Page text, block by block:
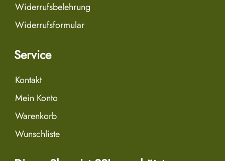
Widerrufsbelehrung
Widerrufsformular
Service
Kontakt
Mein Konto
Warenkorb
Wunschliste